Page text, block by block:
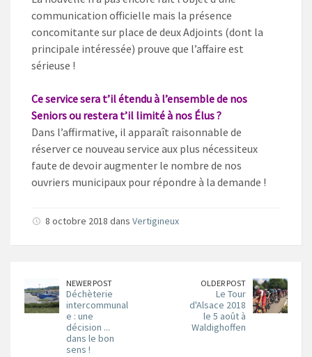
communication officielle mais la présence
concomitante sur place de deux Adjoints (dont la
principale intéressée) prouve que l’affaire est
sérieuse !
Ce service sera t’il étendu à l’ensemble de nos
Seniors ou restera t’il limité à nos Élus ?
Dans l’affirmative, il apparaît raisonnable de
réserver ce nouveau service aux plus nécessiteux
faute de devoir augmenter le nombre de nos
ouvriers municipaux pour répondre à la demande !
8 octobre 2018 dans Vertigineux
NEWER POST
Déchèterie
intercommunal
e : une
décision ...
dans le bon
sens !
OLDER POST
Le Tour
d'Alsace 2018
le 5 août à
Waldighoffen